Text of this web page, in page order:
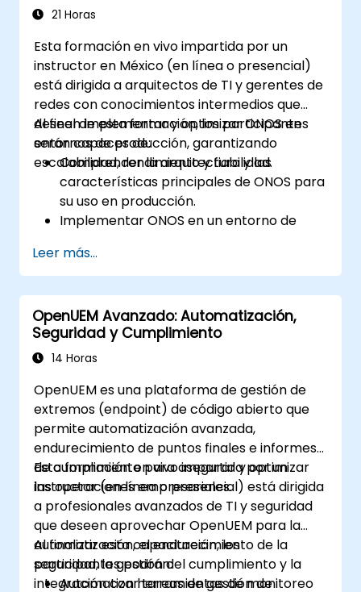
21 Horas
Esta formación en vivo impartida por un
instructor en México (en línea o presencial)
está dirigida a arquitectos de TI y gerentes de
redes con conocimientos intermedios que
deseen implementar y optimizar ONOS en
entornos de producción, garantizando
escalabilidad, rendimiento y fiabilidad.
Al final de esta formación, los participantes
serán capaces de:
Comprender la arquitectura y las
características principales de ONOS para
su uso en producción.
Implementar ONOS en un entorno de
prácticas.
Configurar clústeres, redundancia y
tolerancia a fallos en ONOS.
Monitorear, solucionar problemas y
optimizar los despliegues de ONOS para
mejorar la escalabilidad y el rendimiento.
herramientas de red existentes.
Planificar y ejecutar un proceso exitoso
de actualización de ONOS.
Leer más...
OpenUEM Avanzado: Automatización,
Seguridad y Cumplimiento
14 Horas
OpenUEM es una plataforma de gestión de
extremos (endpoint) de código abierto que
permite automatización avanzada,
endurecimiento de puntos finales e informes
de cumplimiento para asegurar y optimizar
las operaciones empresariales.
Esta formación en vivo impartida por un
instructor (en línea o presencial) está dirigida
a profesionales avanzados de TI y seguridad
que deseen aprovechar OpenUEM para la
automatización, el endurecimiento de la
seguridad, la gestión del cumplimiento y la
integración con herramientas de monitoreo
Al finalizar esta capacitación, los
participantes podrán:
Automatizar tareas de gestión de